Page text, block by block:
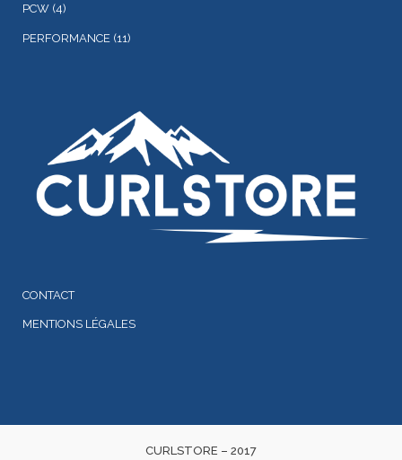
PCW (4)
PERFORMANCE (11)
CONTACT
MENTIONS LÉGALES
CURLSTORE – 2017